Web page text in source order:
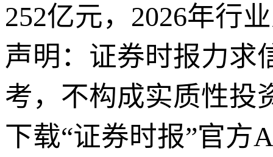
252亿元，2026年行
声明：证券时报力求
考，不构成实质性投
下载“证券时报”官方